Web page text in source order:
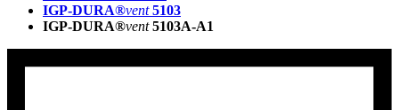
IGP-DURA®vent 5103
IGP-DURA®vent 5103A-A1